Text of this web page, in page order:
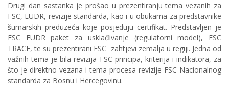
Drugi dan sastanka je prošao u prezentiranju tema vezanih za
FSC, EUDR, revizije standarda, kao i u obukama za predstavnike
šumarskih preduzeća koje posjeduju certifikat. Predstavljen je
FSC EUDR paket za usklađivanje (regulatorni model), FSC
TRACE, te su prezentirani FSC zahtjevi zemalja u regiji. Jedna od
važnih tema je bila revizija FSC principa, kriterija i indikatora, za
što je direktno vezana i tema procesa revizije FSC Nacionalnog
standarda za Bosnu i Hercegovinu.